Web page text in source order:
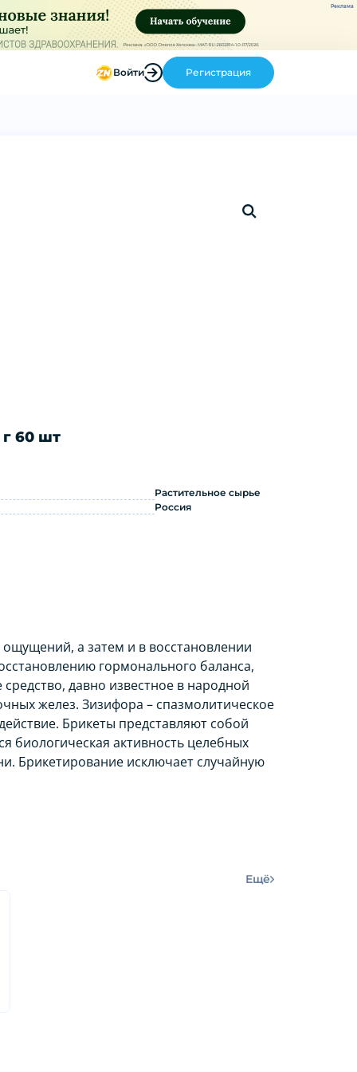
Реклама
Войти Регистрация
60 шт
желез 2 г 60 шт: инструкция по
Растительное сырье
Россия
а затем и в восстановлении
гормонального баланса,
давно известное в народной
желез. Зизифора – спазмолитическое
Брикеты представляют собой
биологическая активность целебных
Брикетирование исключает случайную
Ещё